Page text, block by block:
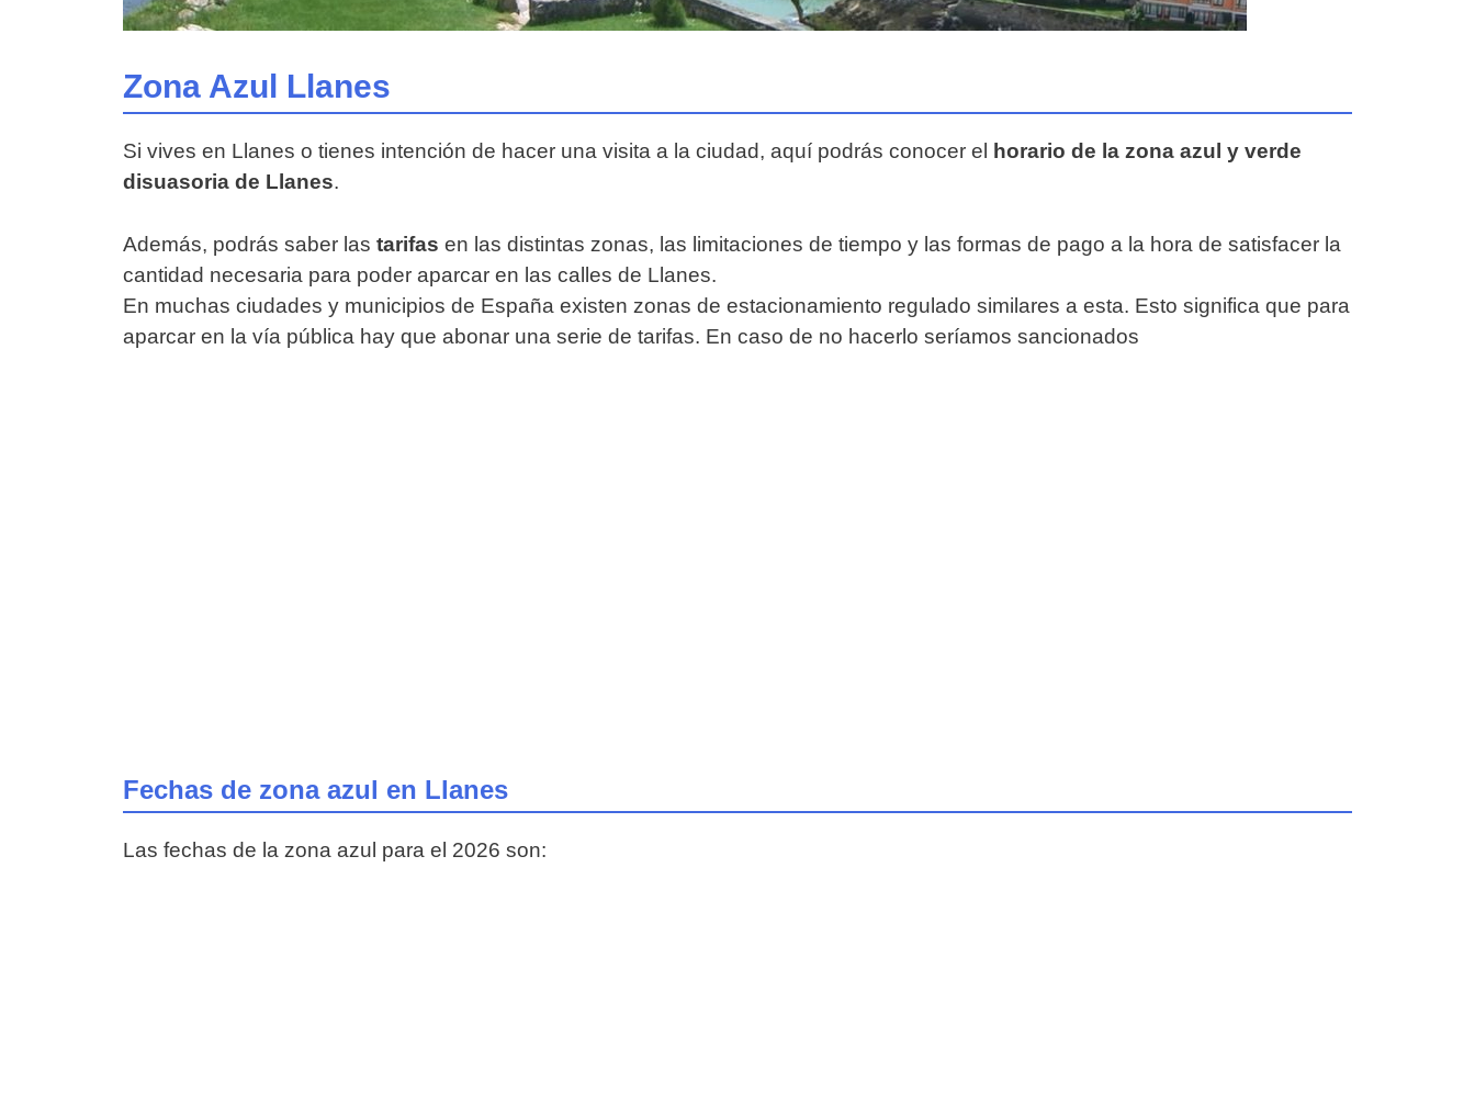
Zona Azul Llanes
Si vives en Llanes o tienes intención de hacer una visita a la ciudad, aquí podrás conocer el
horario de la zona azul y verde
disuasoria de Llanes.
Además, podrás saber las tarifas en las distintas zonas, las limitaciones de tiempo y las formas de pago a la hora de satisfacer la
cantidad necesaria para poder aparcar en las calles de Llanes.
En muchas ciudades y municipios de España existen zonas de estacionamiento regulado similares a esta. Esto significa que para
aparcar en la vía pública hay que abonar una serie de tarifas. En caso de no hacerlo seríamos sancionados
Fechas de zona azul en Llanes
Las fechas de la zona azul para el 2026 son: